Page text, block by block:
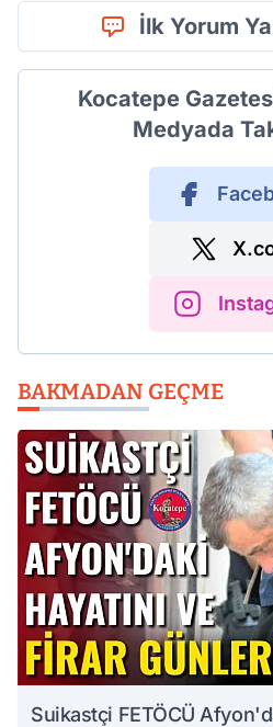
İlk Yorum
Kocatepe
Medyada
BAKMADAN GEÇME
Suikastçi FETÖCÜ